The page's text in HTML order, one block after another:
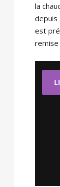
la
depuis
est
remise